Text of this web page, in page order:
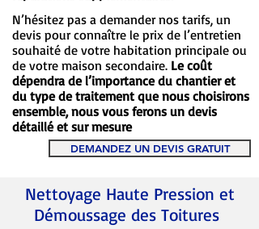
N’hésitez pas a demander nos tarifs, un
devis pour connaître le prix de l’entretien
souhaité de votre habitation principale ou
de votre maison secondaire. Le coût
dépendra de l’importance du chantier et
du type de traitement que nous choisirons
ensemble, nous vous ferons un devis
détaillé et sur mesure
DEMANDEZ UN DEVIS GRATUIT
Nettoyage Haute Pression et
Démoussage des Toitures